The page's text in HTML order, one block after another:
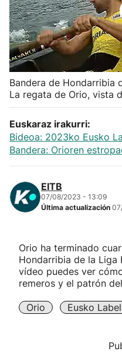
Herri-kirolak
Balonmano
Kirolak 360
Atletismo
Carreras de montaña
"Helmuga"
Bandera de Hondarribia
La regata de Orio, vista
Euskaraz irakurri:
Bideoa: 2023ko Eusko
Bandera: Orioren
EITB
07/08/2023 - 13:09
Última actualización
Orio ha terminado
Hondarribia de la Liga
vídeo puedes ver
remeros y el patrón
Orio Eusko